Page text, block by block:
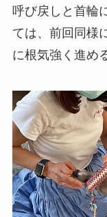
呼び戻しと首輪
ては、前回同様
に根気強く進め